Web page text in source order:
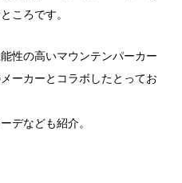
ころです。
性の高いマウンテンパーカー
ーカーとコラボしたとってお
デなども紹介。